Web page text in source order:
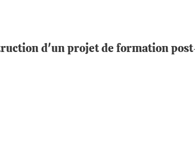
d'un projet de formation